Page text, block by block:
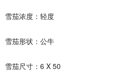
雪茄浓度：轻度
雪茄形状：公牛
雪茄尺寸：6 X 50